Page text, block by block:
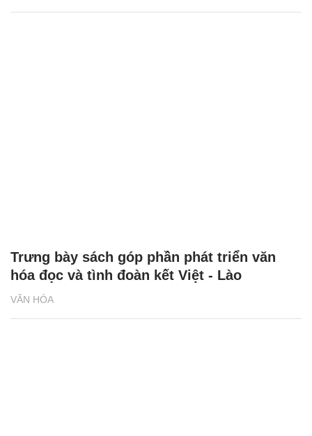
VĂN HÓA
Trưng bày sách góp phần phát triển văn
hóa đọc và tình đoàn kết Việt - Lào